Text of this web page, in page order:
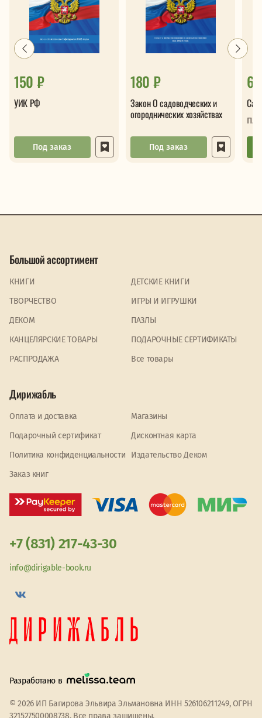
150 ₽
УИК РФ
Под заказ
180 ₽
Закон О садоводческих и
огороднических хозяйствах
Под заказ
Большой ассортимент
КНИГИ
ДЕТСКИЕ КНИГИ
ТВОРЧЕСТВО
ИГРЫ И ИГРУШКИ
ДЕКОМ
ПАЗЛЫ
КАНЦЕЛЯРСКИЕ ТОВАРЫ
ПОДАРОЧНЫЕ СЕРТИФИКАТЫ
PАСПРОДАЖА
Все товары
Дирижабль
Оплата и доставка
Магазины
Подарочный сертификат
Дисконтная карта
Политика конфиденциальности
Издательство Деком
Заказ книг
+7 (831) 217-43-30
info@dirigable-book.ru
Разработано в
© 2026 ИП Багирова Эльвира Эльмановна ИНН 526106211249, ОГРН
321527500008738. Все права защищены.